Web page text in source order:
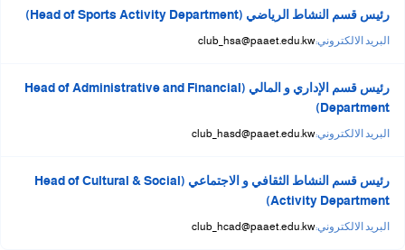
رئيس قسم النشاط الرياضي (Head of Sports Activity Department)
البريد الالكتروني:club_hsa@paaet.edu.kw
رئيس قسم الإداري و المالي (Head of Administrative and Financial
Department)
البريد الالكتروني:club_hasd@paaet.edu.kw
رئيس قسم النشاط الثقافي و الاجتماعي (Head of Cultural & Social
Activity Department)
البريد الالكتروني:club_hcad@paaet.edu.kw